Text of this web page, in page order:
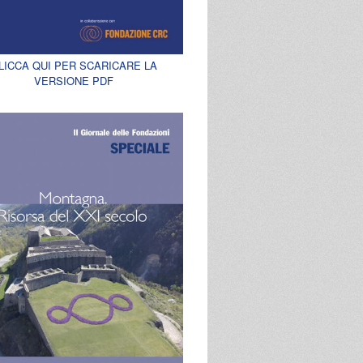
QUI PER SCARICARE LA
VERSIONE PDF